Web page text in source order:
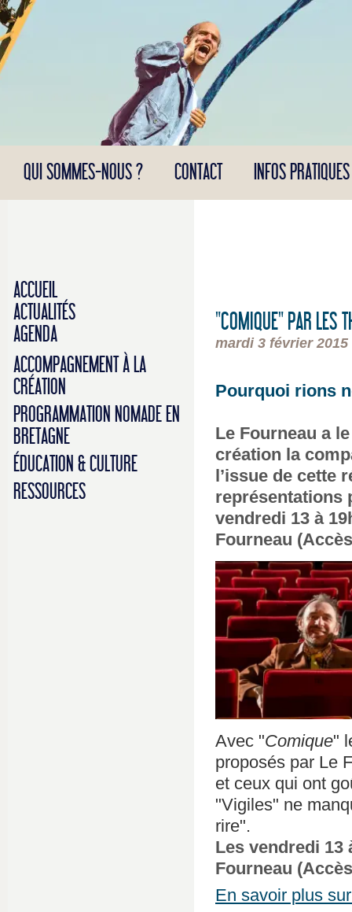
Panneau de gestion des cookies
QUI SOMMES-NOUS ? CONTACT INFOS PRATIQUES
ACCUEIL
ACTUALITÉS
AGENDA
ACCOMPAGNEMENT À LA
CRÉATION
PROGRAMMATION NOMADE EN
BRETAGNE
ÉDUCATION & CULTURE
RESSOURCES
"COMIQUE" PAR LES
mardi 3 février 2015
Pourquoi rions
Le Fourneau a
création la
l’issue de cette
représentations
vendredi 13 à
Fourneau
Avec "Comique"
proposés par Le
et ceux qui ont
"Vigiles" ne
rire".
Les vendredi 13
Fourneau
En savoir plus